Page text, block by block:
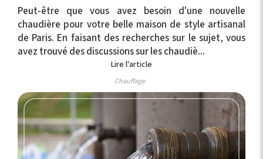
Peut-être que vous avez besoin d'une nouvelle
chaudière pour votre belle maison de style artisanal
de Paris. En faisant des recherches sur le sujet, vous
avez trouvé des discussions sur les chaudiè...
Lire l'article
Chauffage